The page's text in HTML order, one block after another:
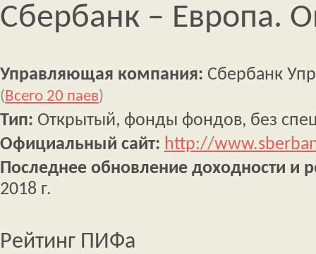
Сбербанк – Европа.
Управляющая компания: Сбербанк
(Всего 20 паев)
Тип: Открытый, фонды фондов, без
Официальный сайт: http://
Последнее обновление доходности и
2018 г.
Рейтинг ПИФа